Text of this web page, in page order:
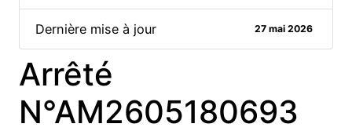
Dernière mise à jour 27 mai 2026
Arrêté
N°AM2605180693